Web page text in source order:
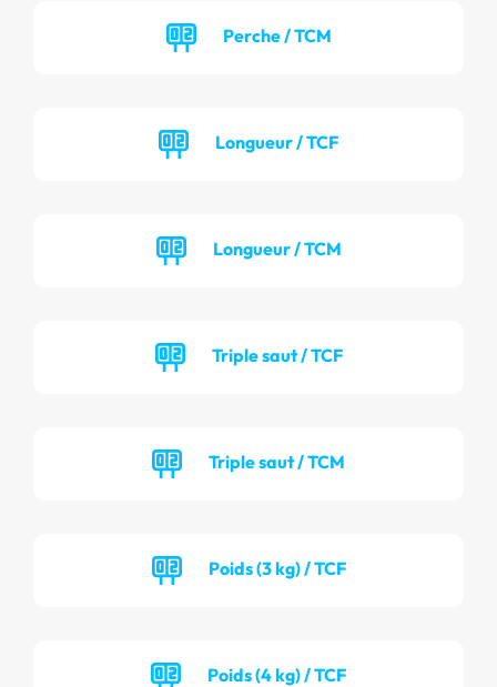
Perche / TCM
Longueur / TCF
Longueur / TCM
Triple saut / TCF
Triple saut / TCM
Poids (3 kg) / TCF
Poids (4 kg) / TCF